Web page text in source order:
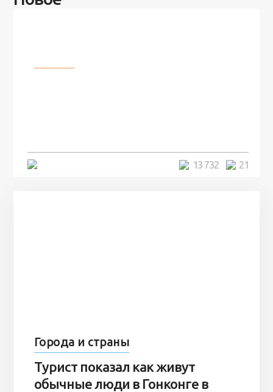
21
13 732
Города и страны
Турист показал как живут
обычные люди в Гонконге в